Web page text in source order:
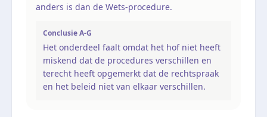
anders is dan de Wets-procedure.
Conclusie A-G
Het onderdeel faalt omdat het hof niet heeft
miskend dat de procedures verschillen en
terecht heeft opgemerkt dat de rechtspraak
en het beleid niet van elkaar verschillen.